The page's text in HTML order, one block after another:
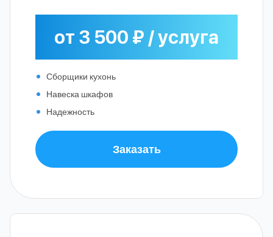
от 3 500 ₽ / услуга
Сборщики кухонь
Навеска шкафов
Надежность
Заказать